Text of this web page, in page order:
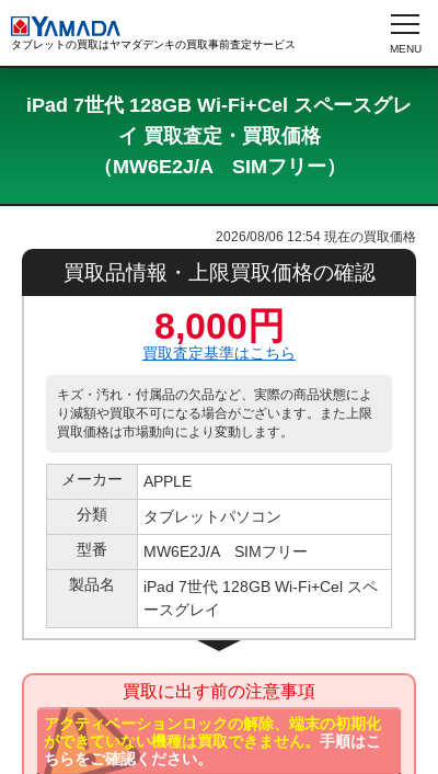
タブレットの買取はヤマダデンキの買取事前査定サービス
iPad 7世代 128GB Wi-Fi+Cel スペースグレ
イ 買取査定・買取価格
（MW6E2J/A SIMフリー）
2026/08/06 12:54 現在の買取価格
買取品情報・上限買取価格の確認
8,000円
買取査定基準はこちら
キズ・汚れ・付属品の欠品など、実際の商品状態によ
り減額や買取不可になる場合がございます。また上限
買取価格は市場動向により変動します。
メーカー
APPLE
分類
タブレットパソコン
型番
MW6E2J/A SIMフリー
製品名
iPad 7世代 128GB Wi-Fi+Cel スペ
ースグレイ
買取に出す前の注意事項
アクティベーションロックの解除、端末の初期化
ができていない機種は買取できません。手順はこ
ちらをご確認ください。